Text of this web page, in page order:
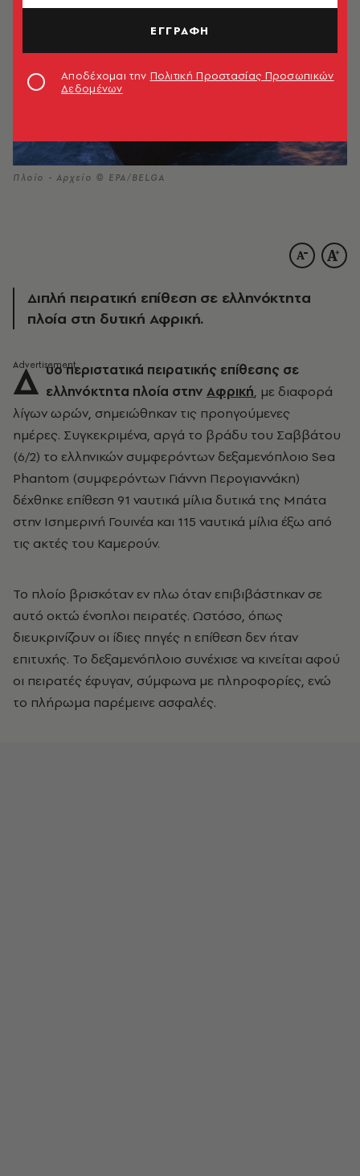
Πλοίο - Αρχείο © EPA/BELGA
Διπλή πειρατική επίθεση σε ελληνόκτητα
πλοία στη δυτική Αφρική.
Δ υο περιστατικά πειρατικής επίθεσης σε
ελληνόκτητα πλοία στην Αφρική, με διαφορά
λίγων ωρών, σημειώθηκαν τις προηγούμενες
ημέρες. Συγκεκριμένα, αργά το βράδυ του Σαββάτου
(6/2) το ελληνικών συμφερόντων δεξαμενόπλοιο Sea
Phantom (συμφερόντων Γιάννη Περογιαννάκη)
δέχθηκε επίθεση 91 ναυτικά μίλια δυτικά της Μπάτα
στην Ισημερινή Γουινέα και 115 ναυτικά μίλια έξω από
τις ακτές του Καμερούν.
Το πλοίο βρισκόταν εν πλω όταν επιβιβάστηκαν σε
αυτό οκτώ ένοπλοι πειρατές. Ωστόσο, όπως
διευκρινίζουν οι ίδιες πηγές η επίθεση δεν ήταν
επιτυχής. Το δεξαμενόπλοιο συνέχισε να κινείται αφού
οι πειρατές έφυγαν, σύμφωνα με πληροφορίες, ενώ
το πλήρωμα παρέμεινε ασφαλές.
ΕΓΓΡΑΦΗ
Αποδέχομαι την Πολιτική Προστασίας Προσωπικών
Δεδομένων